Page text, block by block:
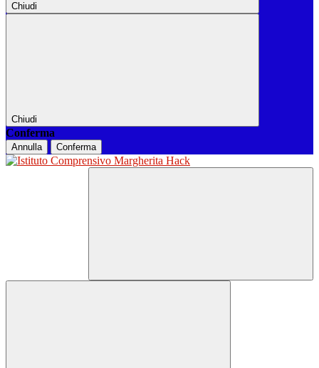
Chiudi
Chiudi
Conferma
Annulla Conferma